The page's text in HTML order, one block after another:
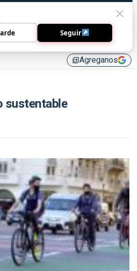
library_addAgreganos
sustentable
Seguir